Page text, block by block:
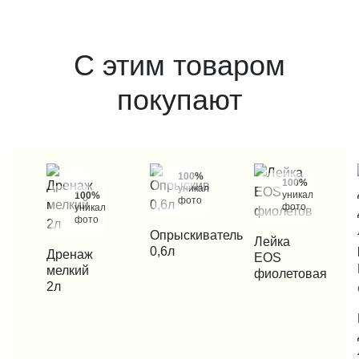
С этим товаром
покупают
100%
уникальные
фото
КУПИТЬ В 1 КЛИК
Дренаж
мелкий
2л
100%
уникальные
фото
КУПИТЬ В 1 КЛИК
Опрыскиватель
0,6л
100%
уникальные
фото
КУПИТЬ В 1 КЛИК
Лейка
EOS
фиолетовая